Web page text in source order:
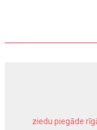
ziedu piegāde